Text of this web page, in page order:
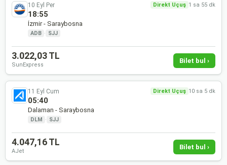
10 Eyl Per Direkt Uçuş 1 sa 55 dk
18:55
İzmir - Saraybosna
ADB · SJJ
3.022,03 TL
SunExpress
Bilet bul ›
11 Eyl Cum Direkt Uçuş 10 sa 5 dk
05:40
Dalaman - Saraybosna
DLM · SJJ
4.047,16 TL
AJet
Bilet bul ›